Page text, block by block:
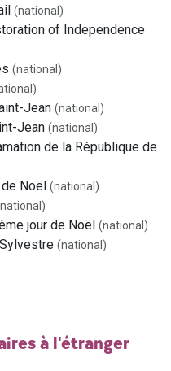
(national)
of Independence
(national)
Jean (national)
Jean (national)
de la République de
Noël (national)
jour de Noël (national)
(national)
à l'étranger